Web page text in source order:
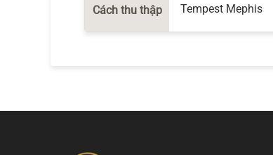
Cách thu thập Tempest Mephis